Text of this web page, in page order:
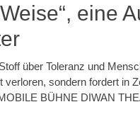
eine
über Toleranz und
verloren, sondern fordert in
BÜHNE DIWAN